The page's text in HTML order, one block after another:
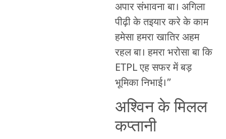
अपार संभावना बा। अगिला
पीढ़ी के तइयार करे के काम
हमेसा हमरा खातिर अहम
रहल बा। हमरा भरोसा बा कि
ETPL एह सफर में बड़
भूमिका निभाई।”
अश्विन के मिलल
कप्तानी